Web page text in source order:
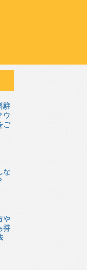
駐
ウ
ご
な
や
持